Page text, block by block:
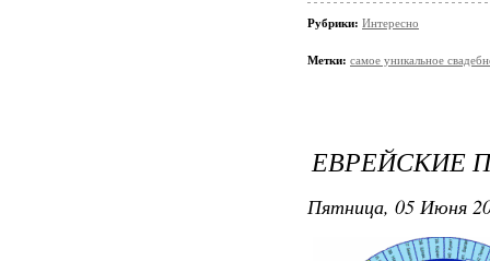
Рубрики: Интересно
Метки: самое уникальное
ЕВРЕЙСКИЕ
Пятница, 05 Июня